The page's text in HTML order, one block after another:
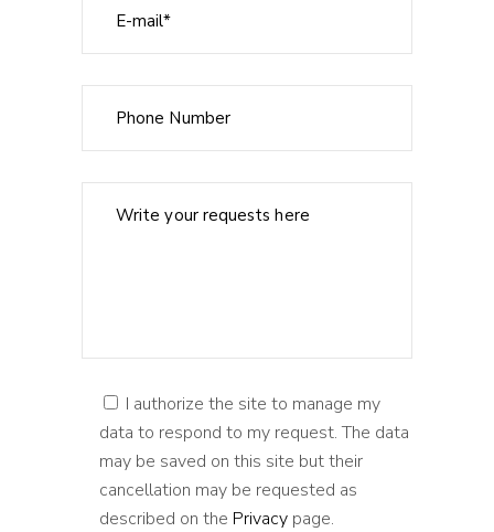
I authorize the site to manage my
data to respond to my request. The data
may be saved on this site but their
cancellation may be requested as
described on the Privacy page.